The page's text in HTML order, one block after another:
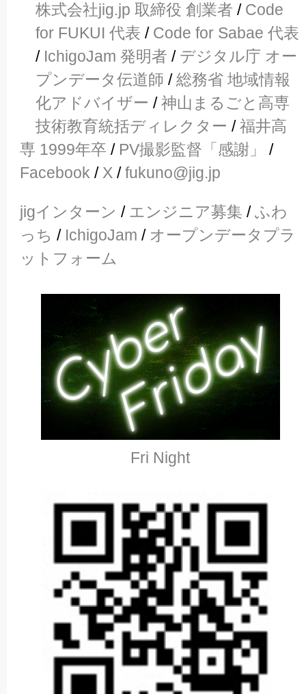
株式会社jig.jp 取締役 創業者 / Code
for FUKUI 代表 / Code for Sabae 代表
/ IchigoJam 発明者 / デジタル庁 オー
プンデータ伝道師 /総務省 地域情報
化アドバイザー /神山まるごと高専
技術教育統括ディレクター /福井高
専 1999年卒 / PV撮影監督「感謝」
/
Facebook / X /fukuno@jig.jp
jigインターン / エンジニア募集 /ふわ
っち / IchigoJam / オープンデータプラ
ットフォーム
Fri Night